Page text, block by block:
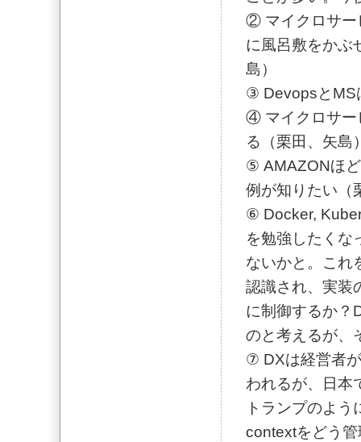
② マイクロサー
に風呂敷をかぶ
島）
③ DevopsとMS
④ マイクロサー
る（栗田、矢島
⑤ AMAZONほ
例が知りたい（
⑥ Docker,
を勉強したくな
ないかと。これ
認識され、実装
に制御するか？
のと考えるが、
⑦ DXは経営者
われるが、日本
トランプのよ
contextをどう